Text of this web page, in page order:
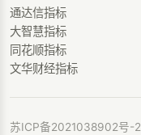
通达信指标
大智慧指标
同花顺指标
文华财经指标
苏ICP备2021038902号-2